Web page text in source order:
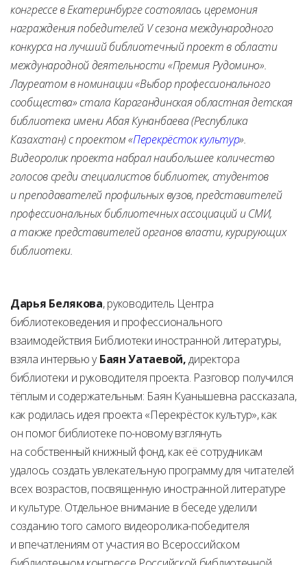
конгрессе в Екатеринбурге состоялась церемония
награждения победителей V сезона международного
конкурса на лучший библиотечный проект в области
международной деятельности «Премия Рудомино».
Лауреатом в номинации «Выбор профессионального
сообщества» стала Карагандинская областная детская
библиотека имени Абая Кунанбаева (Республика
Казахстан) с проектом «Перекрёсток культур».
Видеоролик проекта набрал наибольшее количество
голосов среди специалистов библиотек, студентов
и преподавателей профильных вузов, представителей
профессиональных библиотечных ассоциаций и СМИ,
а также представителей органов власти, курирующих
библиотеки.
Дарья Белякова, руководитель Центра
библиотековедения и профессионального
взаимодействия Библиотеки иностранной литературы,
взяла интервью уБаян Уатаевой,директора
библиотеки и руководителя проекта. Разговор получился
тёплым и содержательным: Баян Куанышевна рассказала,
как родилась идея проекта «Перекрёсток культур», как
он помог библиотеке по-новому взглянуть
на собственный книжный фонд, как её сотрудникам
удалось создать увлекательную программу для читателей
всех возрастов, посвященную иностранной литературе
и культуре. Отдельное внимание в беседе уделили
созданию того самого видеоролика-победителя
и впечатлениям от участия во Всероссийском